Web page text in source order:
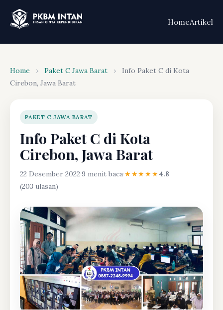
HomeArtikel
Home › Paket C Jawa Barat ›
Info Paket C di Kota
Cirebon, Jawa Barat
PAKET C JAWA BARAT
Info Paket C di Kota
Cirebon, Jawa Barat
22 Desember 2022·9 menit baca·★★★★★4.8
(203 ulasan)